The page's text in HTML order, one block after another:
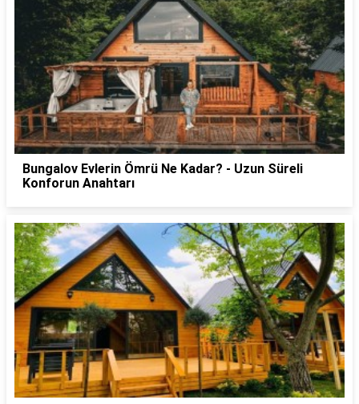
Bungalov Evlerin Ömrü Ne Kadar? - Uzun Süreli
Konforun Anahtarı